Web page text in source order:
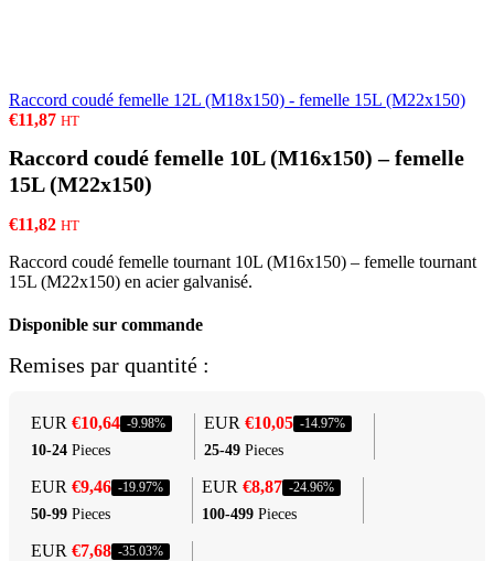
Raccord coudé femelle 12L (M18x150) - femelle 15L (M22x150)
€11,87 HT
Raccord coudé femelle 10L (M16x150) – femelle
15L (M22x150)
€11,82 HT
Raccord coudé femelle tournant 10L (M16x150) – femelle tournant
15L (M22x150) en acier galvanisé.
Disponible sur commande
Remises par quantité :
EUR €10,64 -9.98%
10-24 Pieces
EUR €10,05 -14.97%
25-49 Pieces
EUR €9,46 -19.97%
50-99 Pieces
EUR €8,87 -24.96%
100-499 Pieces
EUR €7,68 -35.03%